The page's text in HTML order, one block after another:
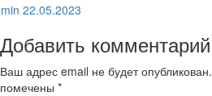
22.05.2023
Добавить комментарий
Ваш адрес email не будет опубликован.
помечены *